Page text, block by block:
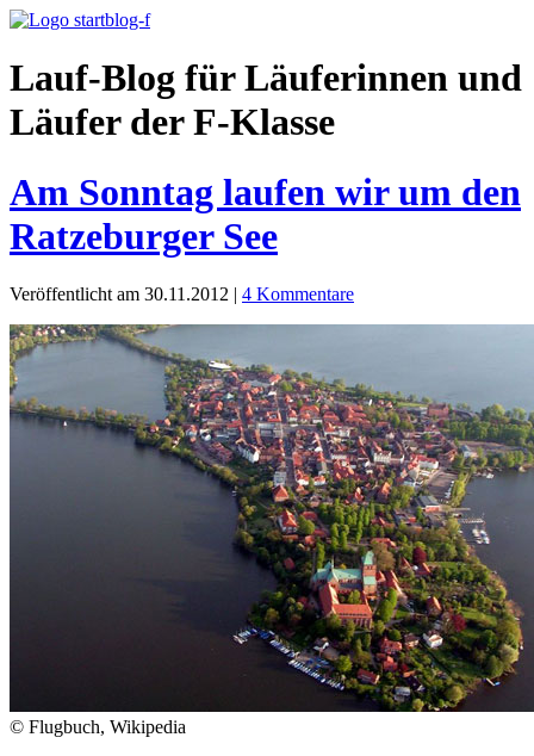
Lauf-Blog für Läuferinnen und
Läufer der F-Klasse
Am Sonntag laufen wir um den
Ratzeburger See
Veröffentlicht am 30.11.2012 | 4 Kommentare
© Flugbuch, Wikipedia